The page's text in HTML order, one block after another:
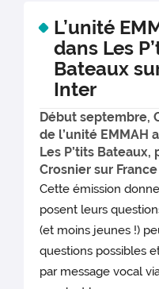
L’unité
dans Les
Bateaux
Inter
Début septembre,
de l’unité EMMAH
Les P’tits
Crosnier sur
Cette émission
posent leurs
(et moins jeunes !)
questions possibles
par message vocal